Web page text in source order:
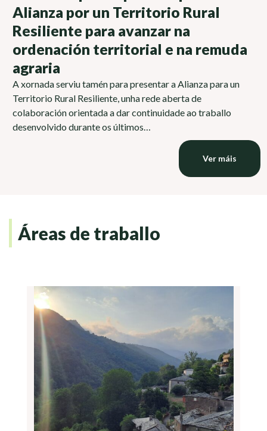
Alianza por un Territorio Rural
Resiliente para avanzar na
ordenación territorial e na remuda
agraria
A xornada serviu tamén para presentar a Alianza para un
Territorio Rural Resiliente, unha rede aberta de
colaboración orientada a dar continuidade ao traballo
desenvolvido durante os últimos…
Ver máis
Áreas de traballo